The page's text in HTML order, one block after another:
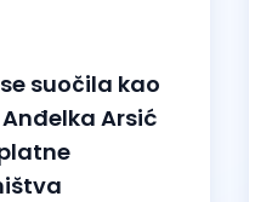
suočila kao
Arsić